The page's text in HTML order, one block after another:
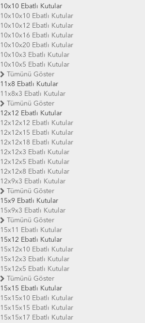
10x10 Ebatlı Kutular
10x10x10 Ebatlı Kutular
10x10x12 Ebatlı Kutular
10x10x16 Ebatlı Kutular
10x10x20 Ebatlı Kutular
10x10x3 Ebatlı Kutular
10x10x5 Ebatlı Kutular
Tümünü Göster
11x8 Ebatlı Kutular
11x8x3 Ebatlı Kutular
Tümünü Göster
12x12 Ebatlı Kutular
12x12x12 Ebatlı Kutular
12x12x15 Ebatlı Kutular
12x12x18 Ebatlı Kutular
12x12x3 Ebatlı Kutular
12x12x5 Ebatlı Kutular
12x12x8 Ebatlı Kutular
12x9x3 Ebatlı Kutular
Tümünü Göster
15x9 Ebatlı Kutular
15x9x3 Ebatlı Kutular
Tümünü Göster
15x11 Ebatlı Kutular
15x12 Ebatlı Kutular
15x12x10 Ebatlı Kutular
15x12x3 Ebatlı Kutular
15x12x5 Ebatlı Kutular
Tümünü Göster
15x15 Ebatlı Kutular
15x15x10 Ebatlı Kutular
15x15x15 Ebatlı Kutular
15x15x17 Ebatlı Kutular